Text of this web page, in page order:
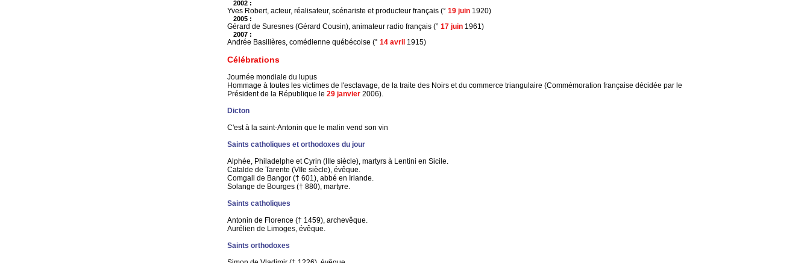
2002 :
Yves Robert, acteur, réalisateur, scénariste et producteur français (° 19 juin1920)
2005 :
Gérard de Suresnes (Gérard Cousin), animateur radio français (° 17 juin1961)
2007 :
Andrée Basilières, comédienne québécoise (° 14 avril1915)
Célébrations
Journée mondiale du lupus
Hommage à toutes les victimes de l'esclavage, de la traite des Noirs et du commerce triangulaire (Commémoration française décidée par le
Président de la République le 29 janvier2006).
Dicton
C'est à la saint-Antonin que le malin vend son vin
Saints catholiques et orthodoxes du jour
Alphée, Philadelphe et Cyrin (IIIe siècle), martyrs à Lentini en Sicile.
Catalde de Tarente (VIIe siècle), évêque.
Comgall de Bangor († 601), abbé en Irlande.
Solange de Bourges († 880), martyre.
Saints catholiques
Antonin de Florence († 1459), archevêque.
Aurélien de Limoges, évêque.
Saints orthodoxes